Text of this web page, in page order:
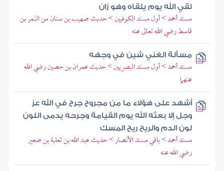
لقي الله يوم يلقاه وهو زان
مسند أحمد > أول مسند الكوفيين > حديث صهيب بن سنان من النمر بن
قاسط رضي الله تعالى عنه
مسألة الغني شين في وجهه
مسند أحمد > أول مسند البصريين > حديث عمران بن حصين رضي الله
عنهما
أشهد على هؤلاء ما من مجروح جرح في الله عز
وجل إلا بعثه الله يوم القيامة وجرحه يدمى اللون
لون الدم والريح ريح المسك
مسند أحمد > باقي مسند الأنصار > حديث عبد الله بن ثعلبة بن صعير
رضي الله عنه